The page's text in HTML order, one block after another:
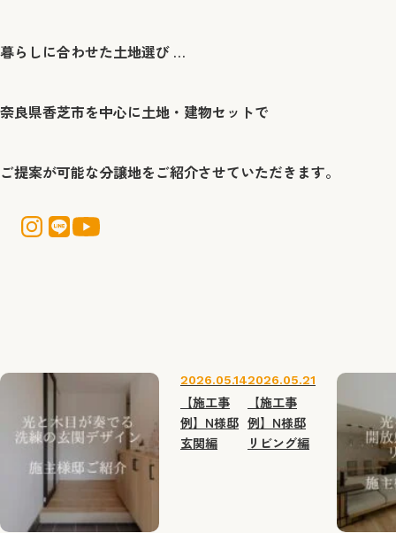
暮らしに合わせた土地選び … ​
奈良県香芝市を中心に土地・建物セットで
ご提案が可能な分譲地をご紹介させていただきます。
2026.05.14
【施工事
例】N様邸
玄関編
2026.05.21
【施工事
例】N様邸
リビング編